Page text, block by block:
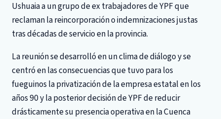
Ushuaia a un grupo de ex trabajadores de YPF que
reclaman la reincorporación o indemnizaciones justas
tras décadas de servicio en la provincia.
La reunión se desarrolló en un clima de diálogo y se
centró en las consecuencias que tuvo para los
fueguinos la privatización de la empresa estatal en los
años 90 y la posterior decisión de YPF de reducir
drásticamente su presencia operativa en la Cuenca